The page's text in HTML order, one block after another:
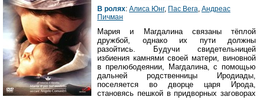
В ролях: Алиса Юнг, Пас Вега, Андреас
Пичман
Мария и Магдалина связаны тёплой
дружбой, однако их пути должны
разойтись. Будучи свидетельницей
избиения камнями своей матери, виновной
в прелюбодеянии, Магдалина, с помощью
дальней родственницы Иродиады,
поселяется во дворце царя Ирода,
становясь пешкой в придворных заговорах